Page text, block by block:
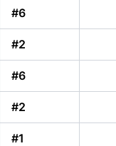
#6
#2
#6
#2
#1